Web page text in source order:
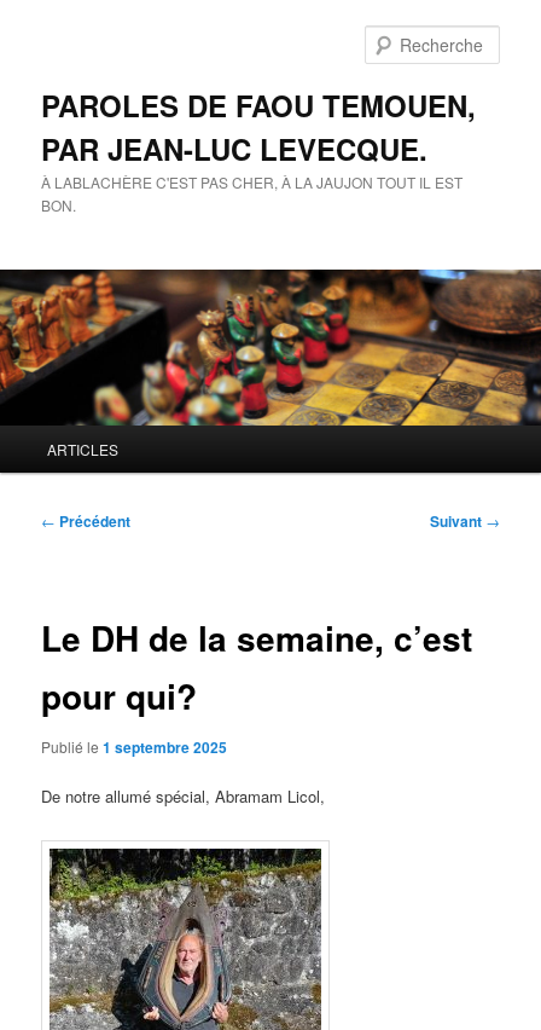
PAROLES DE FAOU TEMOUEN,
PAR JEAN-LUC LEVECQUE.
À LABLACHÈRE C'EST PAS CHER, À LA JAUJON TOUT IL EST
BON.
principal
ARTICLES
Navigation
← Précédent Suivant →
Le DH de la semaine, c’est
pour qui?
Publié le1 septembre 2025
De notre allumé spécial, Abramam Licol,